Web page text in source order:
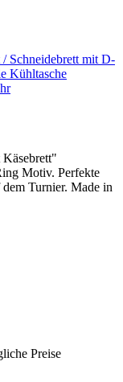
Schneidebrett mit D-
Kühltasche
Motiv. Perfekte
Turnier. Made in
Preise